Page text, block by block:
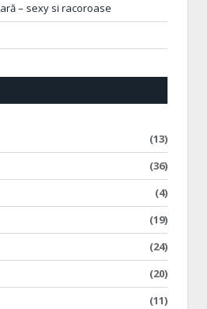
– sexy si racoroase
(13)
(36)
(4)
(19)
(24)
(20)
(11)